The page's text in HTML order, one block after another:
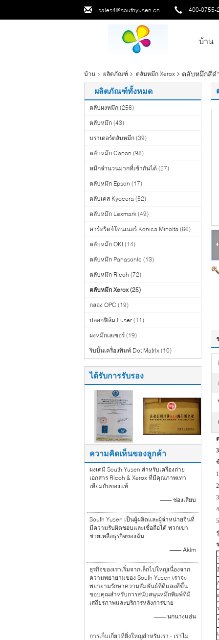
sales4@southyusen.cn 400-0755-
บ้าน
บ้าน ผลิตภัณฑ์ ตลับหมึก Xerox ตลับหมึกสีด
ผลิตภัณฑ์ทั้งหมด
ตลับผงหมึก (256)
ตลับหมึก (43)
บราเดอร์ตลับหมึก (39)
ตลับหมึก Canon (98)
หมึกจำนวนมากที่เข้ากันได้ (27)
ตลับหมึก Epson (17)
ตลับเคส Kyocera (52)
ตลับหมึก Lexmark (49)
คาร์ทริดจ์โทนเนอร์ Konica Minolta (66)
ตลับหมึก OKI (14)
ตลับหมึก Panasonic (13)
ตลับหมึก Ricoh (72)
ตลับหมึก Xerox (25)
กลอง OPC (19)
ปลอกฟิล์ม Fuser (11)
ผงหมึกเลเซอร์ (19)
ริบบิ้นเครื่องพิมพ์ Dot Matrix (10)
ได้รับการรับรอง
ความคิดเห็นของลูกค้า
ผงเคมี South Yusen สำหรับเครื่องถ่าย
เอกสาร Ricoh & Xerox ที่มีคุณภาพเท่า
เทียมกับของแท้
—— ช่องเสียบ
South Yusen เป็นผู้ผลิตและผู้จำหน่ายจีนที่
มีความรับผิดชอบและเชื่อถือได้ พวกเขา
ช่วยเหลือธุรกิจของฉัน
—— Akim
ธุรกิจของเราเริ่มจากเล็กไปใหญ่เนื่องจาก
ความพยายามของ South Yusen เราจะ
พยายามรักษาความสัมพันธ์ที่ดีและดีขึ้น
ขอบคุณสำหรับการสนับสนุนหมึกพิมพ์ที่มี
เสถียรภาพและบริการหลังการขาย
—— นกนางแอ่น
การเก็บเกี่ยวที่ยิ่งใหญ่สำหรับเรา - เราไม่